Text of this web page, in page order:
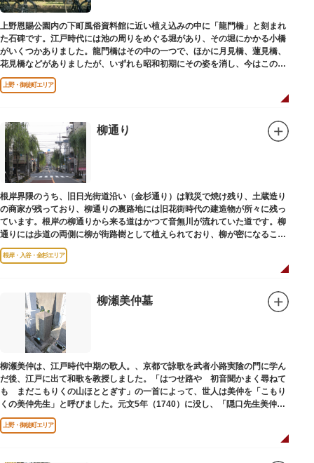
上野恩賜公園内の下町風俗資料館に近い植え込みの中に「龍門橋」と刻まれ
た石碑です。江戸時代には池の周りをめぐる堀があり、その堀にかかる小橋
がいくつかありました。龍門橋はその中の一つで、ほかに月見橋、蓮見橋、
花見橋などがありましたが、いずれも昭和初期にその姿を消し、今はこの石
碑にその名残がわずかに残るだけです。
上野・御徒町エリア
柳通り
根岸界隈のうち、旧日光街道沿い（金杉通り）は戦災で焼け残り、土蔵造り
の商家が残っており、柳通りの裏路地には旧花街時代の建造物が所々に残っ
ています。根岸の柳通りから来る道はかつて音無川が流れていた道です。柳
通りには歩道の両側に柳が街路樹として植えられており、柳が密になるこの
通りがかつて花街のあった界隈です。
根岸・入谷・金杉エリア
柳瀬美仲墓
柳瀬美仲は、江戸時代中期の歌人。、京都で詠歌を武者小路実陰の門に学ん
だ後、江戸に出て和歌を教授しました。「はつせ路や 初音聞かまく尋ねて
も まだこもりくの山ほととぎす」の一首によって、世人は美仲を「こもり
くの美仲先生」と呼びました。元文5年（1740）に没し、「隠口先生美仲甫
之墓」と刻まれた墓が教證寺（きょうしょうじ）にあります。
上野・御徒町エリア